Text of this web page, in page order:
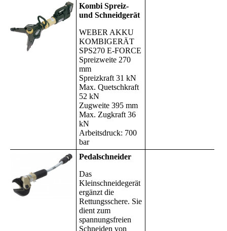
Kombi Spreiz-
und Schneidgerät
WEBER AKKU
KOMBIGERÄT
SPS270 E-FORCE
Spreizweite 270
mm
Spreizkraft 31 kN
Max. Quetschkraft
52 kN
Zugweite 395 mm
Max. Zugkraft 36
kN
Arbeitsdruck: 700
bar
Pedalschneider
Das
Kleinschneidegerät
ergänzt die
Rettungsschere. Sie
dient zum
spannungsfreien
Schneiden von